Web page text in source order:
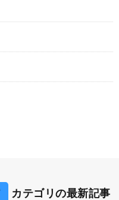
カテゴリの最新記事